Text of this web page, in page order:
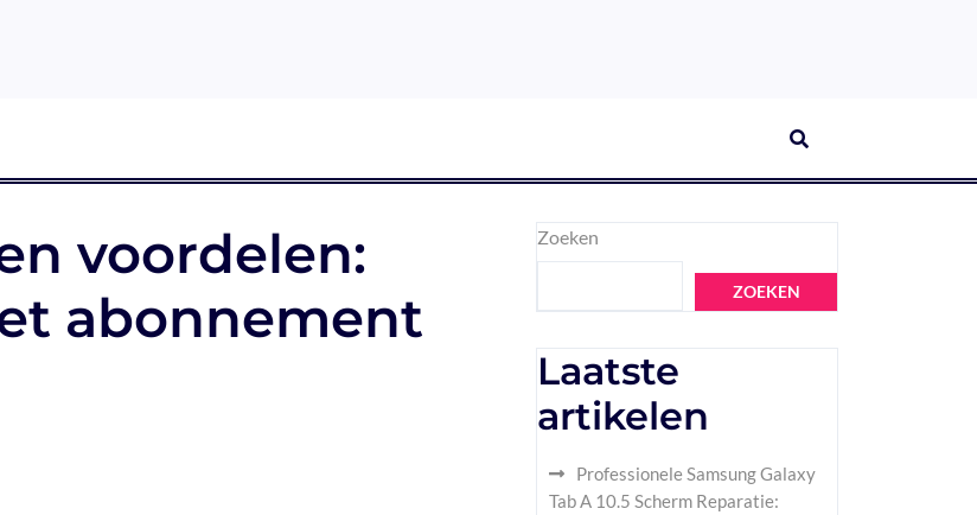
voordelen:
abonnement
Zoeken
ZOEKEN
Laatste
artikelen
Professionele Samsung Galaxy
Tab A 10.5 Scherm Reparatie: